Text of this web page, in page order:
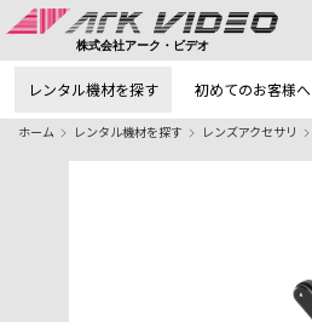
株式会社アーク・ビデオ
レンタル機材を探す 初めてのお客様へ
ホーム レンタル機材を探す レンズアクセサリ